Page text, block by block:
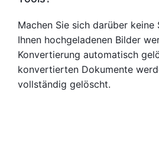
Machen Sie sich darüber keine
Ihnen hochgeladenen Bilder
Konvertierung automatisch
konvertierten Dokumente
vollständig gelöscht.